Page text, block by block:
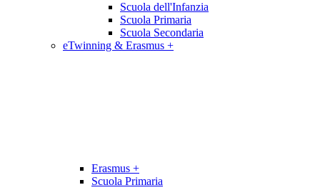
Scuola dell'Infanzia
Scuola Primaria
Scuola Secondaria
eTwinning & Erasmus +
Erasmus +
Scuola Primaria